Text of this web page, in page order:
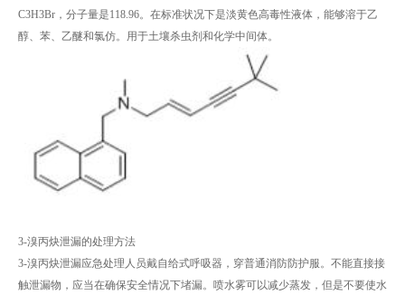
C3H3Br，分子量是118.96。在标准状况下是淡黄色高毒性液体，能够溶于乙
醇、苯、乙醚和氯仿。用于土壤杀虫剂和化学中间体。
3-溴丙炔泄漏的处理方法
3-溴丙炔泄漏应急处理人员戴自给式呼吸器，穿普通消防防护服。不能直接接
触泄漏物，应当在确保安全情况下堵漏。喷水雾可以减少蒸发，但是不要使水